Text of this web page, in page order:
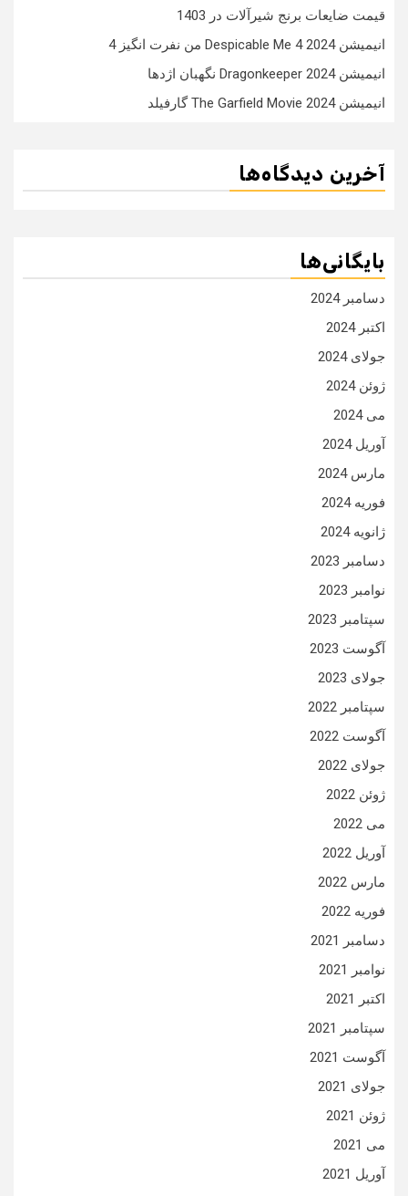
قیمت ضایعات برنج شیرآلات در 1403
انیمیشن Despicable Me 4 2024 من نفرت انگیز 4
انیمیشن Dragonkeeper 2024 نگهبان اژدها
انیمیشن The Garfield Movie 2024 گارفیلد
آخرین دیدگاه‌ها
بایگانی‌ها
دسامبر 2024
اکتبر 2024
جولای 2024
ژوئن 2024
می 2024
آوریل 2024
مارس 2024
فوریه 2024
ژانویه 2024
دسامبر 2023
نوامبر 2023
سپتامبر 2023
آگوست 2023
جولای 2023
سپتامبر 2022
آگوست 2022
جولای 2022
ژوئن 2022
می 2022
آوریل 2022
مارس 2022
فوریه 2022
دسامبر 2021
نوامبر 2021
اکتبر 2021
سپتامبر 2021
آگوست 2021
جولای 2021
ژوئن 2021
می 2021
آوریل 2021